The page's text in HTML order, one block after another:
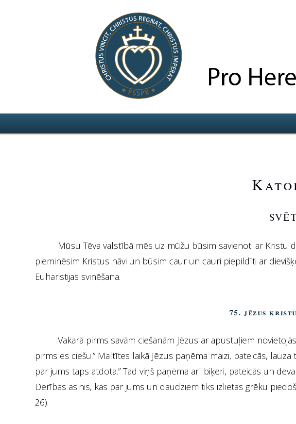
Mūsu Tēva valstībā mēs uz mūžu būsim savienoti ar Kristu
pieminēsim Kristus nāvi un būsim caur un cauri piepildīti ar
Euharistijas svinēšana.
75. Jēzus
Vakarā pirms savām ciešanām Jēzus ar apustuļiem
pirms es ciešu.” Maltītes laikā Jēzus paņēma maizi, pateicās,
par jums taps atdota.” Tad viņš paņēma arī biķeri, pateicās un
Derības asinis, kas par jums un daudziem tiks izlietas grēku
26).